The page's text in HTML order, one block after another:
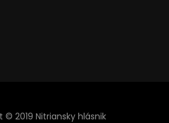
© 2019 Nitriansky hlásnik